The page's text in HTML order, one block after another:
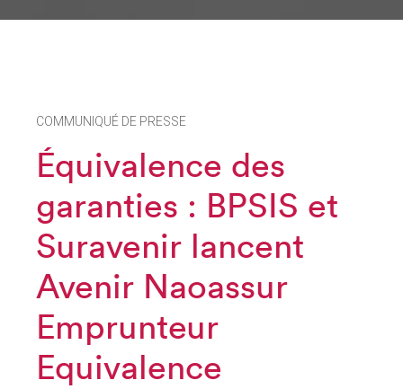
COMMUNIQUÉ DE PRESSE
Équivalence des
garanties : BPSIS et
Suravenir lancent
Avenir Naoassur
Emprunteur
Equivalence